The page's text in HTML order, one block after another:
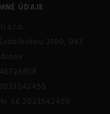
ÚDAJE
s.r.o.
2100, 083
SK 2023542455